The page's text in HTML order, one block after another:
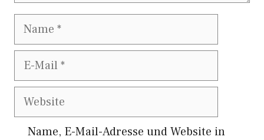
Name
E-
Website
Name, E-Mail-Adresse und Website in